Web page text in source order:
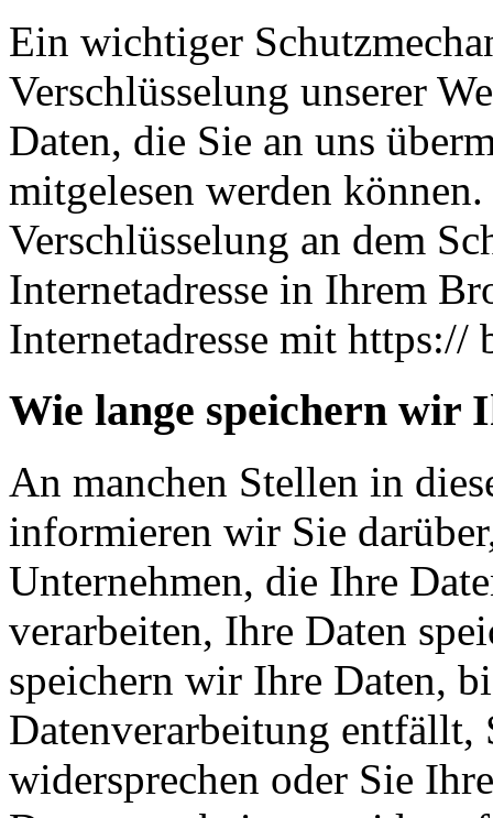
Ein wichtiger
Verschlüsselung unserer
Daten, die Sie an uns
mitgelesen werden
Verschlüsselung an dem
Internetadresse in Ihrem
Internetadresse mit
Wie lange speichern wir
An manchen Stellen in
informieren wir Sie
Unternehmen, die Ihre
verarbeiten, Ihre Daten
speichern wir Ihre Daten,
Datenverarbeitung entfällt,
widersprechen oder Sie